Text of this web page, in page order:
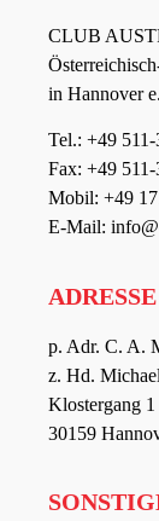
CLUB
in Hannover
Tel.: +49
Fax: +49
Mobil: +49
E-Mail:
ADRESSE
p. Adr. C. A.
z. Hd.
Klostergang 1
30159